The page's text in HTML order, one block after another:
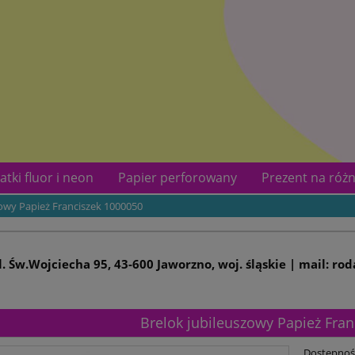
fluor i neon Papier perforowany
Prezent na
Kontakt
Papież Franciszek 1000050
Św.Wojciecha 95, 43-600 Jaworzno, woj. śląskie | mail:
Brelok jubileuszowy Papież